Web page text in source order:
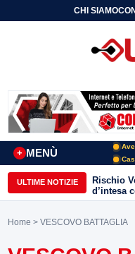
CHI SIAMO
MENÙ
+
ULTIME NOTIZIE
Rischio
d’intesa
firmato il
Home > VESCOVO BATTAGLIA